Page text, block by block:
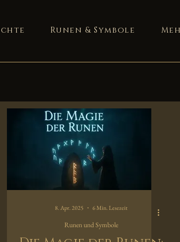
Runen & Symbole
8. Apr. 2025 6 Min. Lesezeit
Runen und Symbole